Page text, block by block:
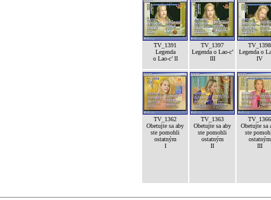
TV_1391
Legenda
o Lao-c’ II
TV_1397
Legenda o Lao-c’
III
TV_1398
Legenda o
IV
TV_1362
Obetujte sa aby
ste pomohli
ostatným
I
TV_1363
Obetujte sa aby
ste pomohli
ostatným
II
TV_1366
Obetujte sa
ste
ostatným
III